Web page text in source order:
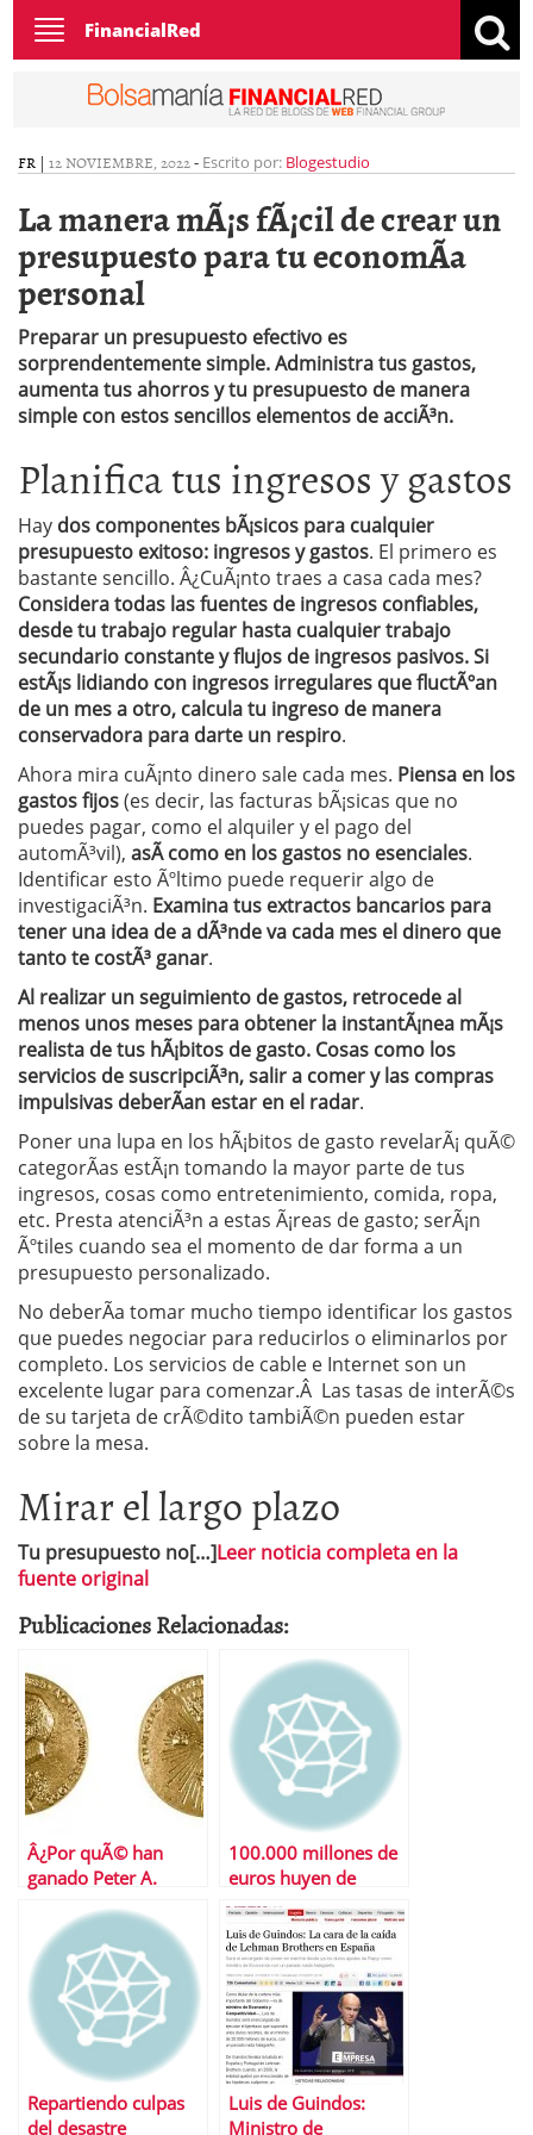
Toggle
navigation
FinancialRed
FR | 12 NOVIEMBRE, 2022- Escrito por: Blogestudio
La manera mÃ¡s fÃ¡cil de crear un
presupuesto para tu economÃ­a
personal
Preparar un presupuesto efectivo es
sorprendentemente simple. Administra tus gastos,
aumenta tus ahorros y tu presupuesto de manera
simple con estos sencillos elementos de acciÃ³n.
Planifica tus ingresos y gastos
Hay dos componentes bÃ¡sicos para cualquier
presupuesto exitoso: ingresos y gastos. El primero es
bastante sencillo. Â¿CuÃ¡nto traes a casa cada mes?
Considera todas las fuentes de ingresos confiables,
desde tu trabajo regular hasta cualquier trabajo
secundario constante y flujos de ingresos pasivos. Si
estÃ¡s lidiando con ingresos irregulares que fluctÃºan
de un mes a otro, calcula tu ingreso de manera
conservadora para darte un respiro.
Ahora mira cuÃ¡nto dinero sale cada mes. Piensa en los
gastos fijos(es decir, las facturas bÃ¡sicas que no
puedes pagar, como el alquiler y el pago del
automÃ³vil), asÃ­ como en los gastos no esenciales.
Identificar esto Ãºltimo puede requerir algo de
investigaciÃ³n. Examina tus extractos bancarios para
tener una idea de a dÃ³nde va cada mes el dinero que
tanto te costÃ³ ganar.
Al realizar un seguimiento de gastos, retrocede al
menos unos meses para obtener la instantÃ¡nea mÃ¡s
realista de tus hÃ¡bitos de gasto. Cosas como los
servicios de suscripciÃ³n, salir a comer y las compras
impulsivas deberÃ­an estar en el radar.
Poner una lupa en los hÃ¡bitos de gasto revelarÃ¡ quÃ©
categorÃ­as estÃ¡n tomando la mayor parte de tus
ingresos, cosas como entretenimiento, comida, ropa,
etc. Presta atenciÃ³n a estas Ã¡reas de gasto; serÃ¡n
Ãºtiles cuando sea el momento de dar forma a un
presupuesto personalizado.
No deberÃ­a tomar mucho tiempo identificar los gastos
que puedes negociar para reducirlos o eliminarlos por
completo. Los servicios de cable e Internet son un
excelente lugar para comenzar.Â Las tasas de interÃ©s
de su tarjeta de crÃ©dito tambiÃ©n pueden estar
sobre la mesa.
Mirar el largo plazo
Tu presupuesto no[…]Leer noticia completa en la
fuente original
Publicaciones Relacionadas:
Â¿Por quÃ© han
ganado Peter A.
Mortensen y
Christopher A.
Pissarides el Nobel
de EconomÃ­a?
100.000 millones de
euros huyen de
EspaÃ±a
Repartiendo culpas
del desastre
Luis de Guindos:
Ministro de